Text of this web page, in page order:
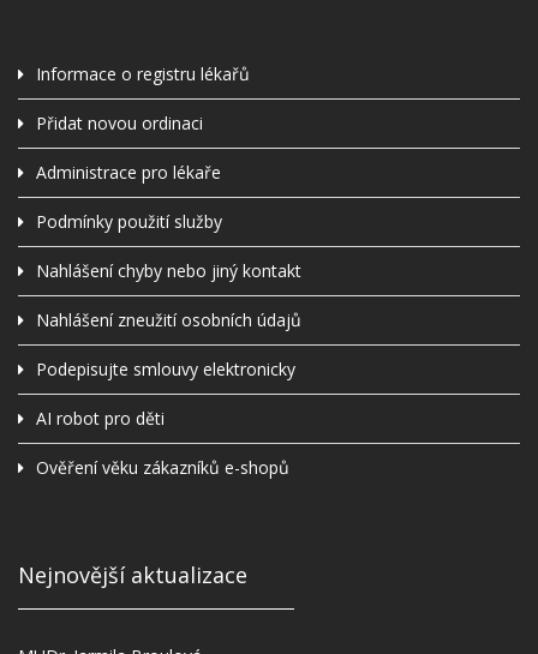
Informace o registru lékařů
Přidat novou ordinaci
Administrace pro lékaře
Podmínky použití služby
Nahlášení chyby nebo jiný kontakt
Nahlášení zneužití osobních údajů
Podepisujte smlouvy elektronicky
AI robot pro děti
Ověření věku zákazníků e-shopů
Nejnovější aktualizace